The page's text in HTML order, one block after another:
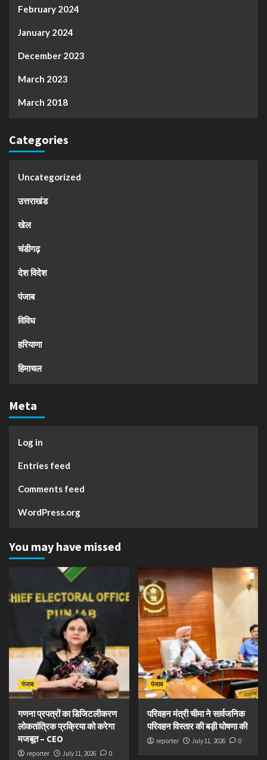
February 2024
January 2024
December 2023
March 2023
March 2018
Categories
Uncategorized
उत्तराखंड
खेल
चंडीगढ़
देश विदेश
पंजाब
विविध
हरियाणा
हिमाचल
Meta
Log in
Entries feed
Comments feed
WordPress.org
You may have missed
पंजाब
गणना प्रपत्रों का डिजिटलीकरण
लोकतांत्रिक प्रक्रिया को करेगा
मजबूत – CEO
reporter July 11, 2026 0
पंजाब
परिवहन मंत्री चीमा ने सार्वजनिक
परिवहन विस्तार की बड़ी घोषणा की
reporter July 11, 2026 0